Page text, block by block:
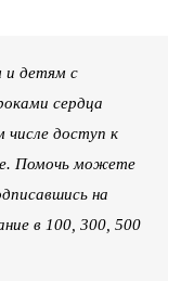
и детям с
сердца
числе доступ к
Помочь можете
на
в 100, 300, 500